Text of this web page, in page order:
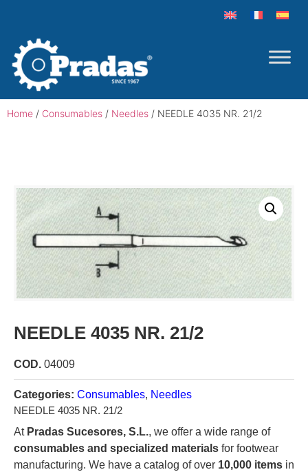
Home / Consumables / Needles / NEEDLE 4035 NR. 21/2
NEEDLE 4035 NR. 21/2
COD. 04009
Categories: Consumables, Needles
NEEDLE 4035 NR. 21/2
At Pradas Sucesores, S.L., we offer a wide range of
consumables and specialized materials for footwear
manufacturing. We have a catalog of over 10,000 items in